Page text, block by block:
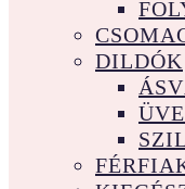
DILDÓK